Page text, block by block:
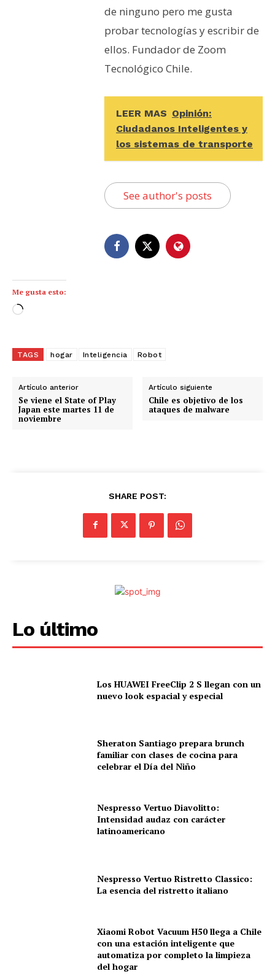
de ninguno pero me gusta
probar tecnologías y escribir de
ellos. Fundador de Zoom
Tecnológico Chile.
LEER MAS Opinión:
Ciudadanos Inteligentes y
los sistemas de transporte
See author's posts
Me gusta esto:
C
g
n
d
o
TAGS hogar Inteligencia Robot
Artículo anterior
Se viene el State of Play
Japan este martes 11 de
noviembre
Artículo siguiente
Chile es objetivo de los
ataques de malware
SHARE POST:
Lo último
Los HUAWEI FreeClip 2 S llegan con un
nuevo look espacial y especial
Sheraton Santiago prepara brunch
familiar con clases de cocina para
celebrar el Día del Niño
Nespresso Vertuo Diavolitto:
Intensidad audaz con carácter
latinoamericano
Nespresso Vertuo Ristretto Classico:
La esencia del ristretto italiano
Xiaomi Robot Vacuum H50 llega a Chile
con una estación inteligente que
automatiza por completo la limpieza
del hogar